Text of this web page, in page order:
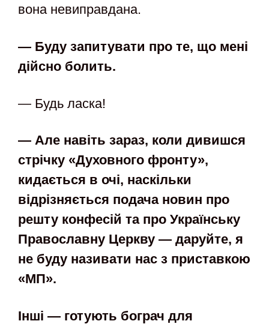
вона невиправдана.
— Буду запитувати про те, що мені
дійсно болить.
— Будь ласка!
— Але навіть зараз, коли дивишся
стрічку «Духовного фронту»,
кидається в очі, наскільки
відрізняється подача новин про
решту конфесій та про Українську
Православну Церкву — даруйте, я
не буду називати нас з приставкою
«МП».
Інші — готують бограч для